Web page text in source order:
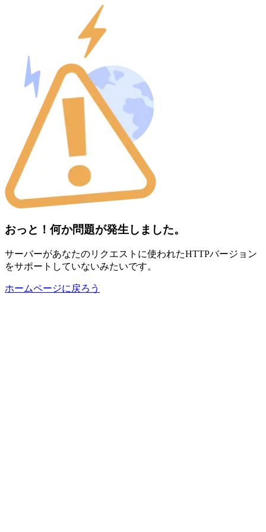
おっと！何か問題が発生しました。
サーバーがあなたのリクエストに使われたHTTPバージョン
をサポートしていないみたいです。
ホームページに戻ろう